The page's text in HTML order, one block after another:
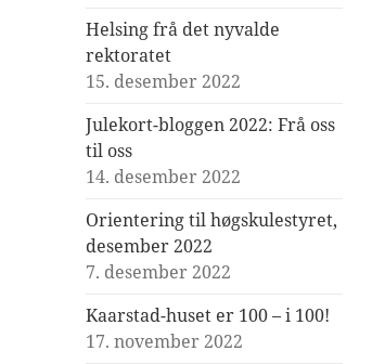
Helsing frå det nyvalde
rektoratet
15. desember 2022
Julekort-bloggen 2022: Frå oss
til oss
14. desember 2022
Orientering til høgskulestyret,
desember 2022
7. desember 2022
Kaarstad-huset er 100 – i 100!
17. november 2022